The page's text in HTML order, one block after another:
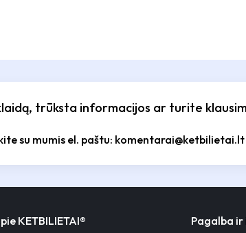
trūksta informacijos ar turite
su mumis el. paštu: komentarai@ketbilietai.lt
KETBILIETAI® Pagalba